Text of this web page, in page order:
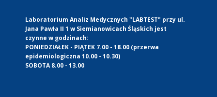
Laboratorium Analiz Medycznych "LABTEST" przy ul.
Jana Pawła II 1 w Siemianowicach Śląskich jest
czynne w godzinach:
PONIEDZIAŁEK - PIĄTEK 7.00 - 18.00 (przerwa
epidemiologiczna 10.00 - 10.30)
SOBOTA 8.00 - 13.00